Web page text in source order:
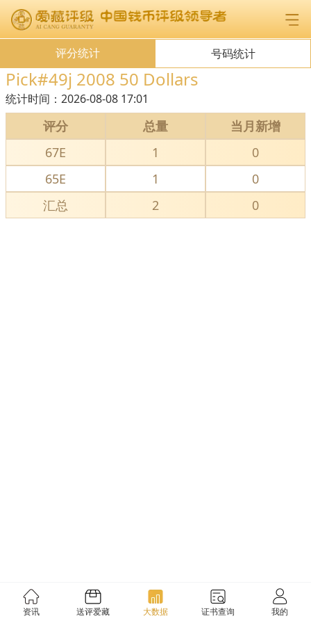
评分统计 号码统计
Pick#49j 2008 50 Dollars
统计时间： 2026-08-08 17:01
评分 总量
当月新增
67E
1
0
65E
1
0
汇总
2 0
资讯 送评爱藏 大数据 证书查询 我的